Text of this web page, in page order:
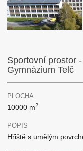
Sportovní prostor
Gymnázium Telč
PLOCHA
10000 m2
POPIS
Hřiště s umělým